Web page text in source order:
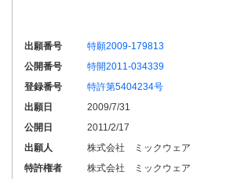
出願番号
特願2009-179813
公開番号
特開2011-034339
登録番号
特許第5404234号
出願日
2009/7/31
公開日
2011/2/17
出願人
株式会社 ミックウェア
特許権者
株式会社 ミックウェア